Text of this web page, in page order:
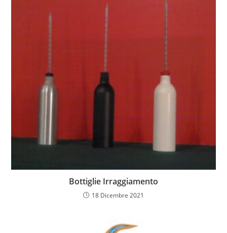
Bottiglie Irraggiamento
18 Dicembre 2021